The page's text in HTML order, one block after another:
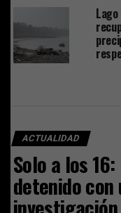
ACTUALIDAD
Solo a los
detenido